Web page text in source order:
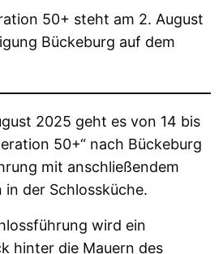
50+ steht am 2. August
Bückeburg auf dem
2025 geht es von 14 bis
50+“ nach Bückeburg
mit anschließendem
in der Schlossküche.
wird ein
hinter die Mauern des